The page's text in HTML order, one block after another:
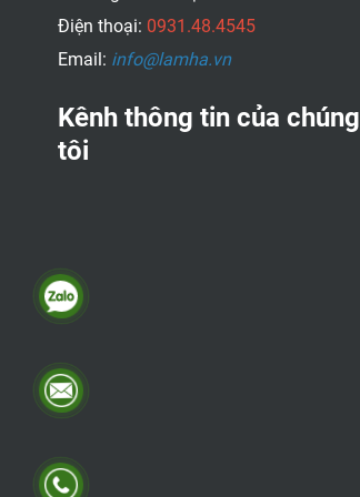
Điện thoại: 0931.48.4545
Email: info@lamha.vn
Kênh thông tin của chúng
tôi